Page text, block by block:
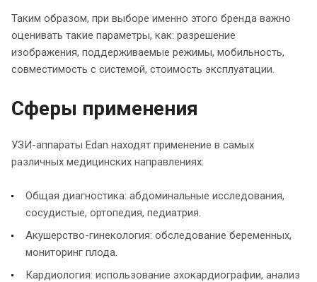
Таким образом, при выборе именно этого бренда важно
оценивать такие параметры, как: разрешение
изображения, поддерживаемые режимы, мобильность,
совместимость с системой, стоимость эксплуатации.
Сферы применения
УЗИ-аппараты Edan находят применение в самых
различных медицинских направлениях:
Общая диагностика: абдоминальные исследования,
сосудистые, ортопедия, педиатрия.
Акушерство-гинекология: обследование беременных,
мониторинг плода.
Кардиология: использование эхокардиографии, анализ